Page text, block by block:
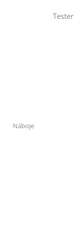
Tester
Náboje